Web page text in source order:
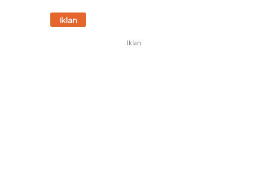
Iklan
Iklan